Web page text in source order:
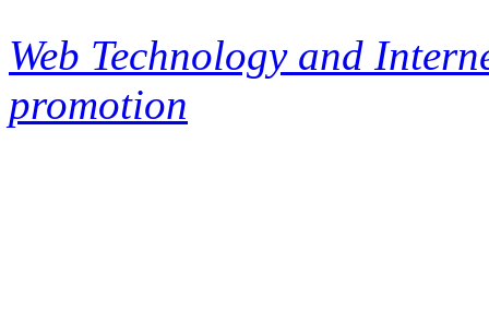
Web Technology and
promotion